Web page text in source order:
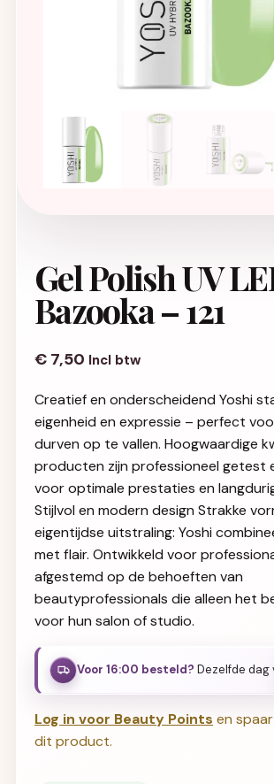
Gel Polish UV
Bazooka – 121
€ 7,50 Incl btw
Creatief en onderscheidend Yoshi
eigenheid en expressie – perfect
durven op te vallen. Hoogwaardige
producten zijn professioneel getest
voor optimale prestaties en
Stijlvol en modern design Strakke
eigentijdse uitstraling: Yoshi
met flair. Ontwikkeld voor
afgestemd op de behoeften van
beautyprofessionals die alleen het
voor hun salon of studio.
Voor 16:00 besteld? Dezelfde dag
Log in voor Beauty Points en
dit product.